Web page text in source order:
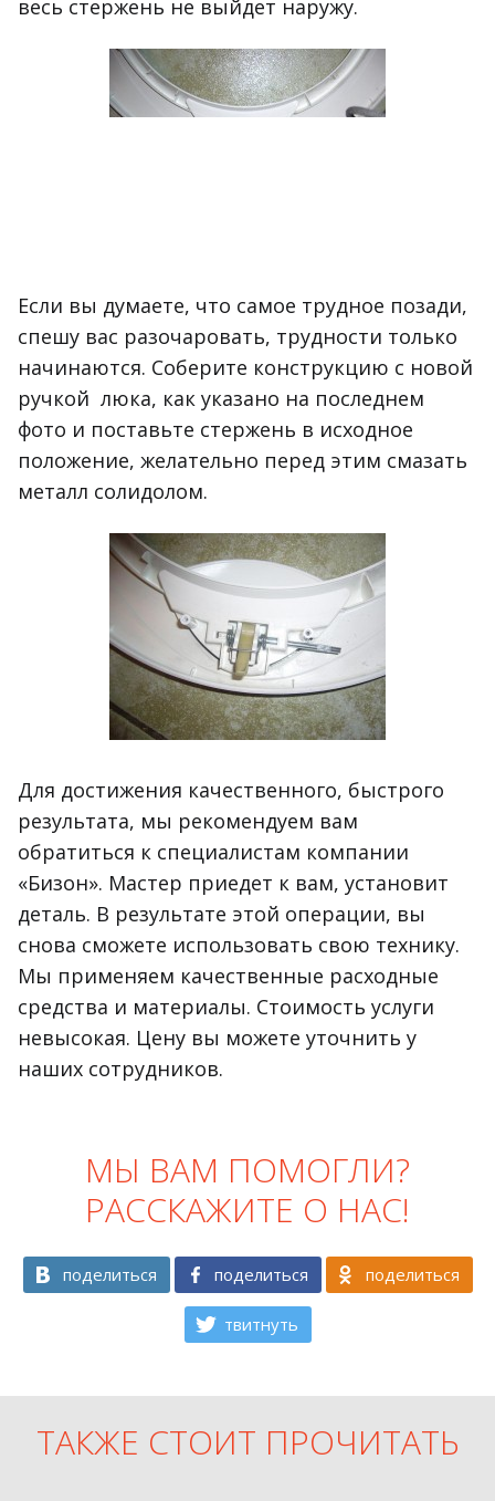
весь стержень не выйдет наружу.
Если вы думаете, что самое трудное позади,
спешу вас разочаровать, трудности только
начинаются. Соберите конструкцию с новой
ручкой люка, как указано на последнем
фото и поставьте стержень в исходное
положение, желательно перед этим смазать
металл солидолом.
Для достижения качественного, быстрого
результата, мы рекомендуем вам
обратиться к специалистам компании
«Бизон». Мастер приедет к вам, установит
деталь. В результате этой операции, вы
снова сможете использовать свою технику.
Мы применяем качественные расходные
средства и материалы. Стоимость услуги
невысокая. Цену вы можете уточнить у
наших сотрудников.
МЫ ВАМ ПОМОГЛИ?
РАССКАЖИТЕ О НАС!
поделиться поделиться поделиться
твитнуть
ТАКЖЕ СТОИТ ПРОЧИТАТЬ